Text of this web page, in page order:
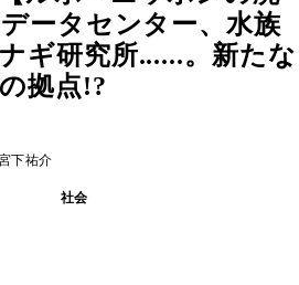
ータセンター、水族
ギ研究所......。新たな
の拠点!?
下祐介
社会